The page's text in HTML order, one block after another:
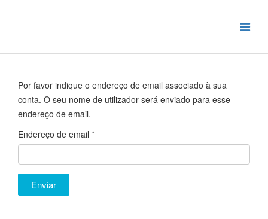
Por favor indique o endereço de email associado à sua
conta. O seu nome de utilizador será enviado para esse
endereço de email.
Endereço de email *
Enviar